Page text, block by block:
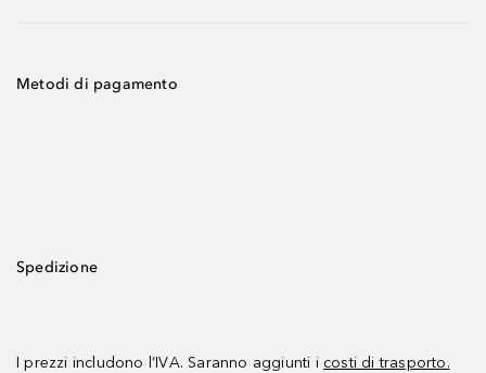
Metodi di pagamento
Spedizione
I prezzi includono l’IVA. Saranno aggiunti i costi di trasporto.